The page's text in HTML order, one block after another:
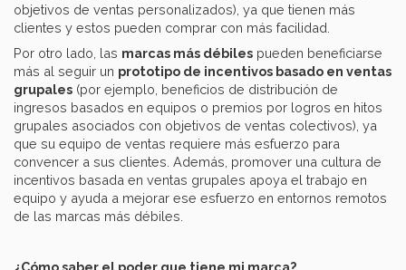
objetivos de ventas personalizados), ya que tienen más
clientes y estos pueden comprar con más facilidad.
Por otro lado, las marcas más débiles pueden beneficiarse
más al seguir un prototipo de incentivos basado en ventas
grupales (por ejemplo, beneficios de distribución de
ingresos basados en equipos o premios por logros en hitos
grupales asociados con objetivos de ventas colectivos), ya
que su equipo de ventas requiere más esfuerzo para
convencer a sus clientes. Además, promover una cultura de
incentivos basada en ventas grupales apoya el trabajo en
equipo y ayuda a mejorar ese esfuerzo en entornos remotos
de las marcas más débiles.
¿Cómo saber el poder que tiene mi marca?